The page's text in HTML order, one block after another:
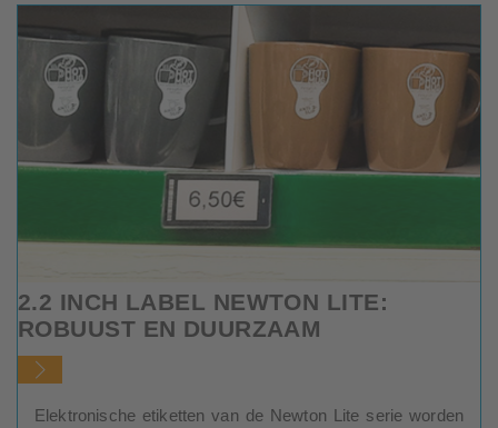
2.2 INCH LABEL NEWTON LITE:
ROBUUST EN DUURZAAM
Elektronische etiketten van de Newton Lite serie worden